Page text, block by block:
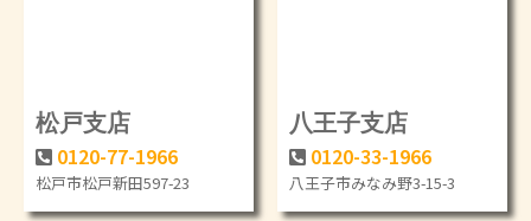
松戸支店
0120-77-1966
松戸市松戸新田597-23
八王子支店
0120-33-1966
八王子市みなみ野3-15-3